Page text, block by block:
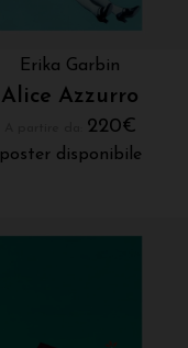
Erika Garbin
Alice Azzurro
220€
poster disponibile